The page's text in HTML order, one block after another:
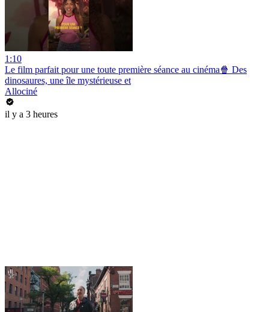
1:10
Le film parfait pour une toute première séance au cinéma🍿 Des
dinosaures, une île mystérieuse et
Allociné
il y a 3 heures